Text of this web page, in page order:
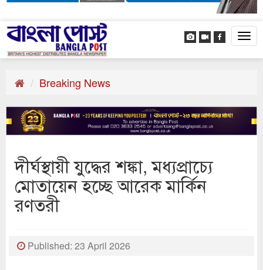
Breaking News
দীর্ঘস্থায়ী যুদ্ধের শঙ্কা, মধ্যপ্রাচ্যে
মোতায়েন হচ্ছে আরেক মার্কিন
রণতরী
Published: 23 April 2026